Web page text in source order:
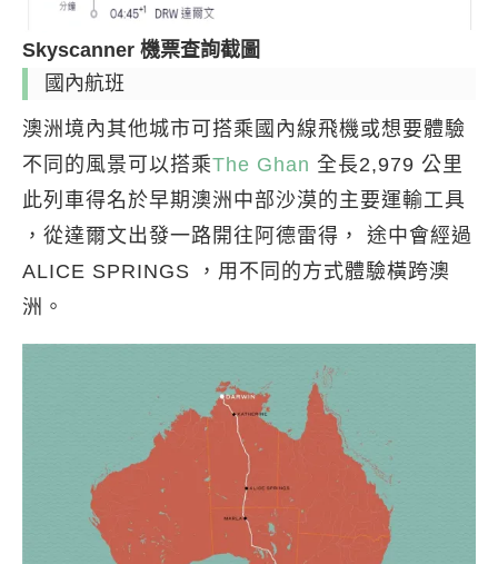
Skyscanner 機票查詢截圖
國內航班
澳洲境內其他城市可搭乘國內線飛機或想要體驗
不同的風景可以搭乘The Ghan 全長2,979 公里
此列車得名於早期澳洲中部沙漠的主要運輸工具
，從達爾文出發一路開往阿德雷得， 途中會經過
ALICE SPRINGS ，用不同的方式體驗橫跨澳
洲。